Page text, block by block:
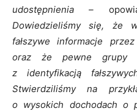
udostępnienia –
Dowiedzieliśmy się, że
fałszywe informacje
oraz że pewne grupy
z identyfikacją
Stwierdziliśmy na
o wysokich dochodach o